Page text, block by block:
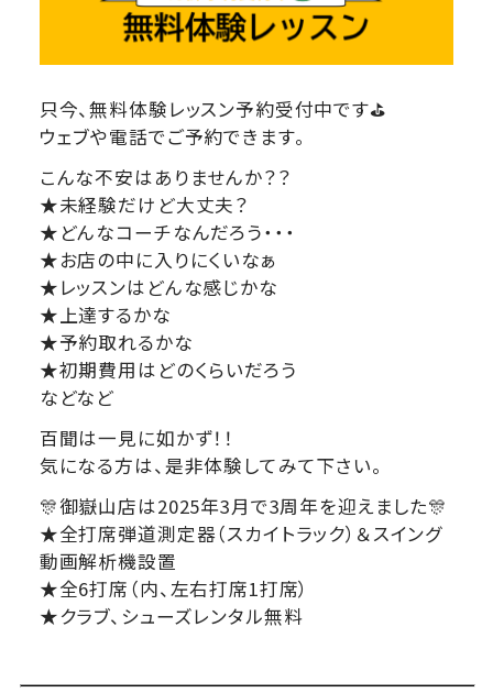
只今、無料体験レッスン予約受付中です⛳
ウェブや電話でご予約できます。
こんな不安はありませんか？？
★未経験だけど大丈夫？
★どんなコーチなんだろう・・・
★お店の中に入りにくいなぁ
★レッスンはどんな感じかな
★上達するかな
★予約取れるかな
★初期費用はどのくらいだろう
などなど
百聞は一見に如かず！！
気になる方は、是非体験してみて下さい。
🎊御嶽山店は2025年3月で3周年を迎えました🎊
★全打席弾道測定器（スカイトラック）＆スイング
動画解析機設置
★全6打席（内、左右打席1打席）
★クラブ、シューズレンタル無料